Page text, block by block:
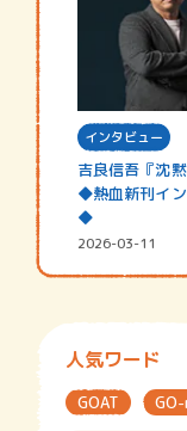
インタビュー
吉良信吾『沈
◆熱血新刊イ
◆
2026-03-11
人気ワード
GOAT